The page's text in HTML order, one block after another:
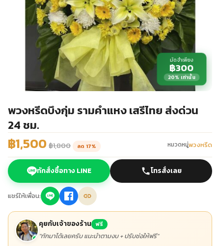
มัดจำเพียง
฿300
20% เท่านั้น
พวงหรีดบึงกุ่ม รามคำแหง เสรีไทย ส่งด่วน
24 ชม.
฿1,500฿1,800 ลด 17% หมวดหมู่พวงหรีด
ทักสั่งซื้อทาง LINE โทรสั่งเลย
แชร์ให้เพื่อน:
คุยกับเจ้าของร้าน ฟรี
"ทักมาได้เลยครับ แนะนำตามงบ + ปรับช่อให้ฟรี"